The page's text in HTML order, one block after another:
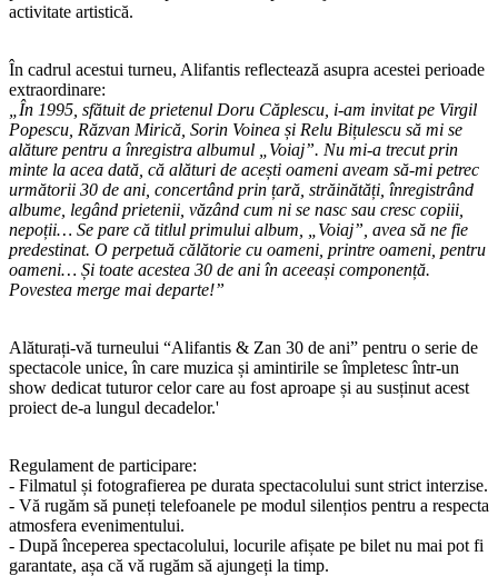
activitate artistică.
În cadrul acestui turneu, Alifantis reflectează asupra acestei perioade
extraordinare:
„În 1995, sfătuit de prietenul Doru Căplescu, i-am invitat pe Virgil
Popescu, Răzvan Mirică, Sorin Voinea și Relu Bițulescu să mi se
alăture pentru a înregistra albumul „Voiaj”. Nu mi-a trecut prin
minte la acea dată, că alături de acești oameni aveam să-mi petrec
următorii 30 de ani, concertând prin țară, străinătăți, înregistrând
albume, legând prietenii, văzând cum ni se nasc sau cresc copiii,
nepoții… Se pare că titlul primului album, „Voiaj”, avea să ne fie
predestinat. O perpetuă călătorie cu oameni, printre oameni, pentru
oameni… Și toate acestea 30 de ani în aceeași componență.
Povestea merge mai departe!”
Alăturați-vă turneului “Alifantis & Zan 30 de ani” pentru o serie de
spectacole unice, în care muzica și amintirile se împletesc într-un
show dedicat tuturor celor care au fost aproape și au susținut acest
proiect de-a lungul decadelor.'
Regulament de participare:
- Filmatul și fotografierea pe durata spectacolului sunt strict interzise.
- Vă rugăm să puneți telefoanele pe modul silențios pentru a respecta
atmosfera evenimentului.
- După începerea spectacolului, locurile afișate pe bilet nu mai pot fi
garantate, așa că vă rugăm să ajungeți la timp.